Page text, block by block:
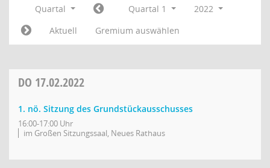
Quartal Quartal 1
2022
Aktuell
Gremium auswählen
DO 17.02.2022
1. nö. Sitzung des Grundstückausschusses
16:00-17:00 Uhr
im Großen Sitzungssaal, Neues Rathaus